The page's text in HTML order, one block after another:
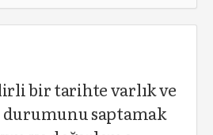
bir tarihte varlık ve
durumunu saptamak